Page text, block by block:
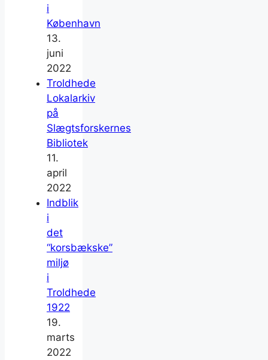
i
København
13.
juni
2022
Troldhede
Lokalarkiv
på
Slægtsforskernes
Bibliotek
11.
april
2022
Indblik
i
det
“korsbækske”
miljø
i
Troldhede
1922
19.
marts
2022